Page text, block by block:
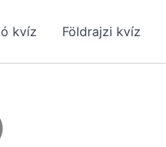
kvíz Földrajzi kvíz